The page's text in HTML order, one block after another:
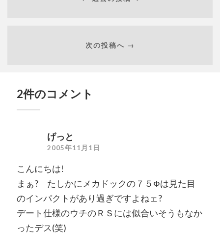
次の投稿へ →
2件のコメント
げっと
2005年11月1日
こんにちは!
まぁ? たしかにメカドックの７５Фは見た目
のインパクトがあり過ぎですよねェ?
デート仕様のウチのＲＳには似合いそうもなか
ったデス(笑)